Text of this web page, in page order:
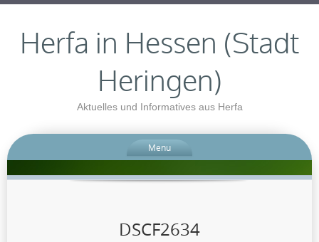
Herfa in Hessen (Stadt
Heringen)
Aktuelles und Informatives aus Herfa
Menu
DSCF2634